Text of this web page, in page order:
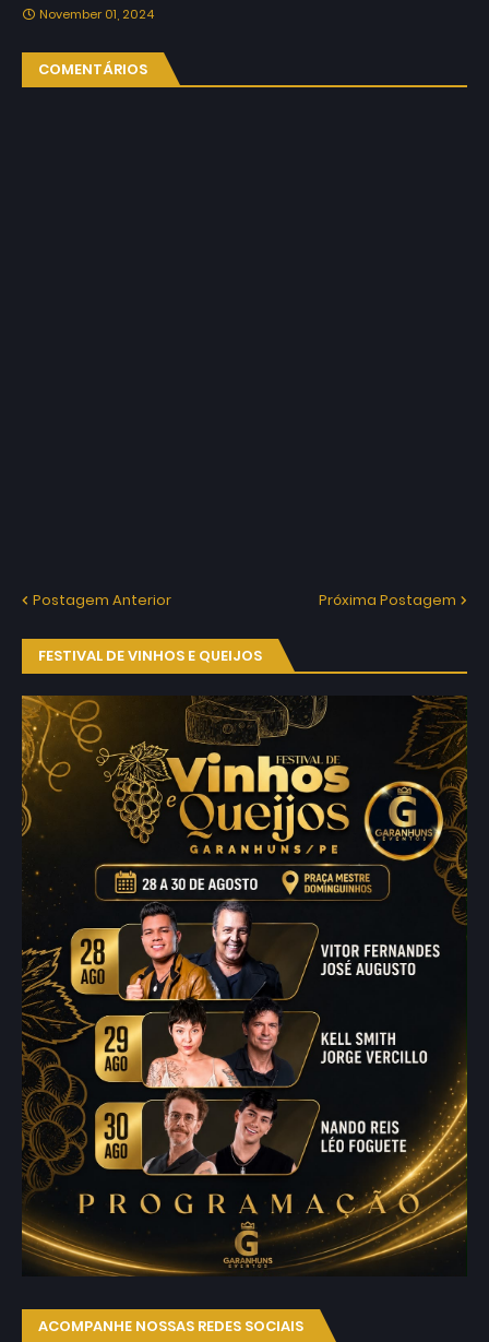
November 01, 2024
COMENTÁRIOS
Postagem Anterior Próxima Postagem
FESTIVAL DE VINHOS E QUEIJOS
ACOMPANHE NOSSAS REDES SOCIAIS